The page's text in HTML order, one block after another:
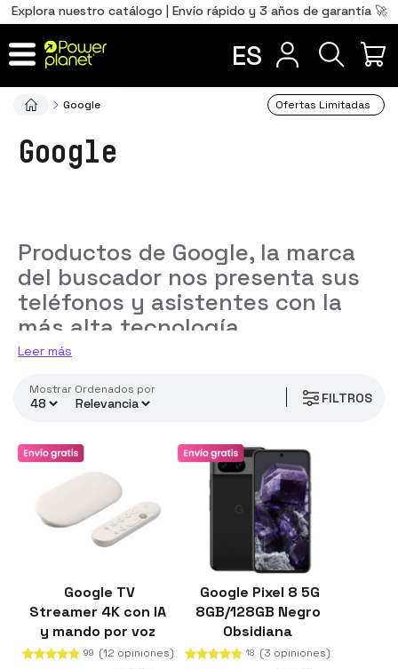
Explora nuestro catálogo | Envío rápido y 3 años de garantía 🚀
ES
Google Ofertas Limitadas
Google
Productos de Google, la marca
del buscador nos presenta sus
teléfonos y asistentes con la
más alta tecnología
tras Apple. Su buscador es el más utilizado de
internet con tasas de uso que rozan el 90%. Sus
productos cuentan con la más alta tecnología para
satisfacer a los usuarios más exigentes.
Aquí, con los mejores precios del mercado, con envío
sus teléfonos o
Leer más
FILTROS
Mostrar ordenados por
ios
Google TV
Streamer 4K con IA
y mando por voz
Porcelana
99 (12 opiniones)
Google Pixel 8 5G
8GB/128GB Negro
Obsidiana
Renovado
18 (3 opiniones)
Total 0,00€
IR AL CARRITO
Português
PT
FR